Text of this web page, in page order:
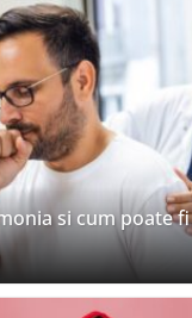
si cum poate